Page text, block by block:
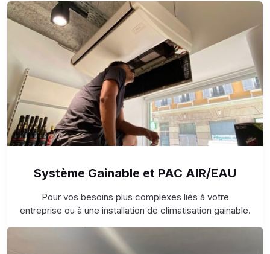
Système Gainable et PAC AIR/EAU
Pour vos besoins plus complexes liés à votre
entreprise ou à une installation de climatisation gainable.